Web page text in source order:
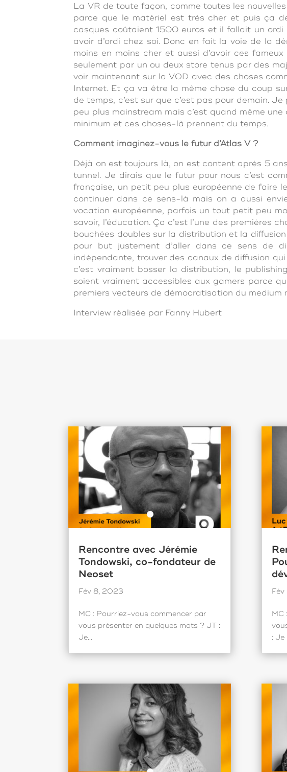
La VR de toute façon, comme toutes les
parce que le matériel est très cher et puis ça
casques coûtaient 1500 euros et il fallait un ordi
avoir d’ordi chez soi. Donc en fait la voie de la
moins en moins cher et aussi d’avoir ces
seulement par un ou deux store tenus par des
voir maintenant sur la VOD avec des choses
Internet. Et ça va être la même chose du coup
de temps, c’est sur que c’est pas pour demain.
peu plus mainstream mais c’est quand même
minimum et ces choses-là prennent du temps.
Comment imaginez-vous le futur d’Atlas V ?
Déjà on est toujours là, on est content après 5
tunnel. Je dirais que le futur pour nous c’est
française, un petit peu plus européenne de faire
continuer dans ce sens-là mais on a aussi
vocation européenne, parfois un tout petit peu
savoir, l’éducation. Ça c’est l’une des premières
bouchées doubles sur la distribution et la
pour but justement d’aller dans ce sens de
indépendante, trouver des canaux de diffusion
c’est vraiment bosser la distribution, le
soient vraiment accessibles aux gamers parce
premiers vecteurs de démocratisation du medium
Interview réalisée par Fanny Hubert
Rencontre avec Jérémie
Tondowski, co-fondateur de
Neoset
Fév 8, 2023
MC : Pourriez-vous commencer par
vous présenter en quelques mots ? JT :
Je...
MC
: Je